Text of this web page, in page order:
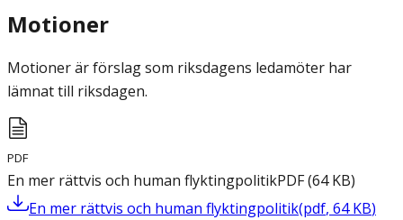
Motioner
Motioner är förslag som riksdagens ledamöter har
lämnat till riksdagen.
PDF
En mer rättvis och human flyktingpolitikPDF(64 KB)
En mer rättvis och human flyktingpolitik(pdf, 64 KB)